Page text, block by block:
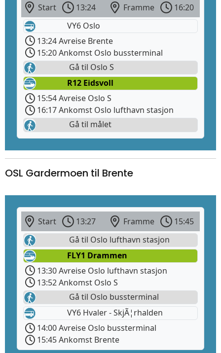
Start 13:24 Framme
16:20
VY6 Oslo
13:24 Avreise Brente
15:20 Ankomst Oslo bussterminal
Gå til Oslo S
R12 Eidsvoll
15:54 Avreise Oslo S
16:17 Ankomst Oslo lufthavn stasjon
Gå til målet
OSL Gardermoen til Brente
Start 13:27 Framme
15:45
Gå til Oslo lufthavn stasjon
FLY1 Drammen
13:30 Avreise Oslo lufthavn stasjon
13:52 Ankomst Oslo S
Gå til Oslo bussterminal
VY6 Hvaler - SkjÃ¦rhalden
14:00 Avreise Oslo bussterminal
15:45 Ankomst Brente